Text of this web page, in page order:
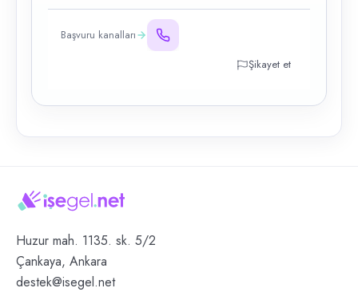
Başvuru kanalları
Şikayet et
Huzur mah. 1135. sk. 5/2
Çankaya, Ankara
destek@isegel.net